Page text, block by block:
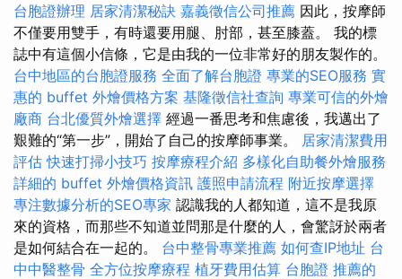
台胞證辦理 居家清潔秘訣 嘉義徵信公司推薦 因此，按摩師
不僅要用雙手，有時還要用腿、肘部，甚至膝蓋。 我的標
誌中有這個小信條，它是由我的一位非常好的朋友製作的。
台中地區的台胞證服務 全面了解台胞證 專業的SEO服務 實
惠的 buffet 外燴價格方案 基隆徵信社查詢 專業可信的外燴
廠商 台北優質外燴選擇 經過一番思考和焦慮後，我邁出了
艱難的“第一步”，開始了自己的按摩師事業。 居家清潔費用
評估 快速打掃小技巧 按摩療程介紹 多樣化自助餐外燴服務
詳細的 buffet 外燴價格資訊 護照申請流程 附近按摩選擇
專注數據分析的SEO專家 認識我的人都知道，這不是我原
來的資格，而那些不知道並問那是什麼的人，會驚訝於兩者
是如何結合在一起的。 台中整骨專業推薦 如何查IP地址 台
中中醫整骨 全方位按摩療程 植牙費用估算 台胞證 推薦的